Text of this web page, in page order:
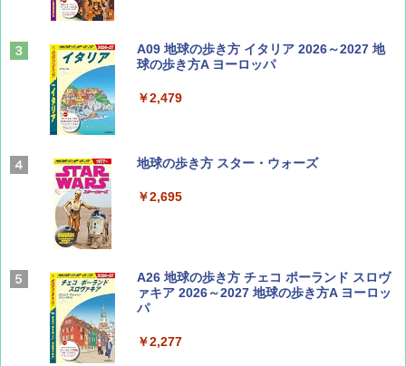
山と溪谷 2026年8月号「南アルプス大全」
Coyote No.89 特集 星野道夫 夢見る旅
￥1,540
AIRLINE（エアライン）2026年9月号【特
集】ボーイング110周年を祝して！
A09 地球の歩き方 イタリア 2026～2027 地
球の歩き方A ヨーロッパ
￥2,479
地球の歩き方 スター・ウォーズ
￥2,695
A26 地球の歩き方 チェコ ポーランド スロヴ
ァキア 2026～2027 地球の歩き方A ヨーロッ
パ
￥2,277